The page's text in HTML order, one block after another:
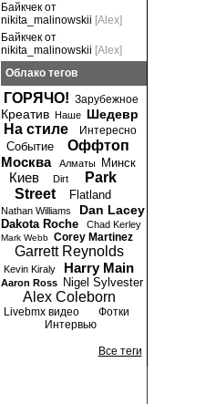
Байкчек от
nikita_malinowskii [Alex]
Байкчек от
nikita_malinowskii [Alex]
Облако тегов
ГОРЯЧО! Зарубежное
Креатив Наше Шедевр
На стиле Интересно
Событие
Оффтоп
Москва
Алматы Минск
Киев Dirt
Park
Street
Flatland
Nathan Williams Dan Lacey
Dakota Roche Chad Kerley
Mark Webb Corey Martinez
Garrett Reynolds
Kevin Kiraly Harry Main
Aaron Ross Nigel Sylvester
Alex Coleborn
Livebmx видео
Фотки
Интервью
Все теги